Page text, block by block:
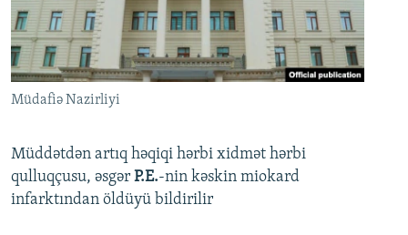
Müdafiə Nazirliyi
Müddətdən artıq həqiqi hərbi xidmət hərbi
qulluqçusu, əsgər P.E.-nin kəskin miokard
infarktından öldüyü bildirilir